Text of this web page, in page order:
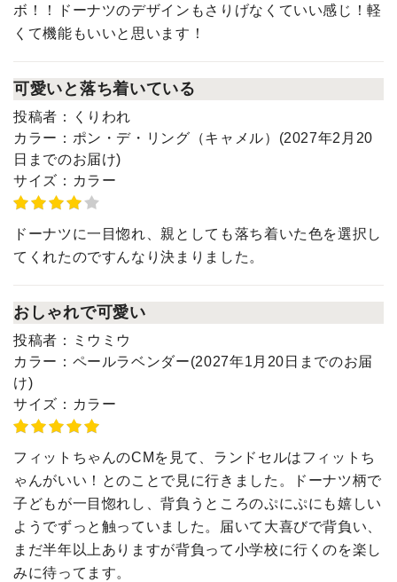
ボ！！ドーナツのデザインもさりげなくていい感じ！軽
くて機能もいいと思います！
可愛いと落ち着いている
投稿者：
くりわれ
カラー： ポン・デ・リング（キャメル）(2027年2月20
日までのお届け)
サイズ： カラー
ドーナツに一目惚れ、親としても落ち着いた色を選択し
てくれたのですんなり決まりました。
おしゃれで可愛い
投稿者：
ミウミウ
カラー： ペールラベンダー(2027年1月20日までのお届
け)
サイズ： カラー
フィットちゃんのCMを見て、ランドセルはフィットち
ゃんがいい！とのことで見に行きました。ドーナツ柄で
子どもが一目惚れし、背負うところのぷにぷにも嬉しい
ようでずっと触っていました。届いて大喜びで背負い、
まだ半年以上ありますが背負って小学校に行くのを楽し
みに待ってます。